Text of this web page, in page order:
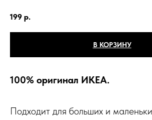
199 р.
В КОРЗИНУ
100% оригинал ИКЕА.
Подходит для больших и